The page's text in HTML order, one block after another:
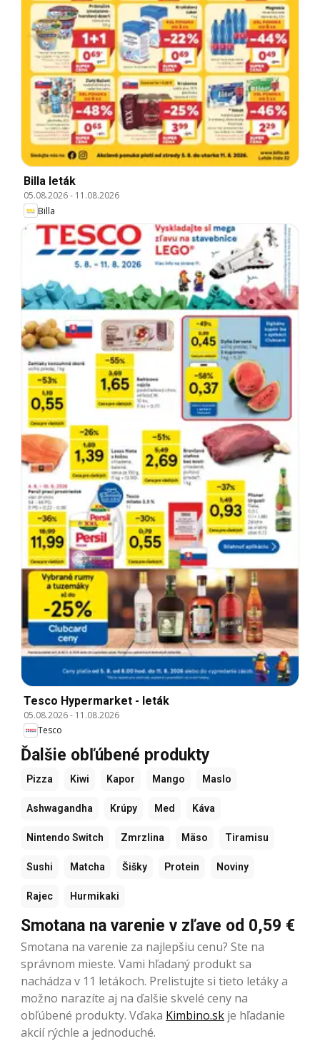
Billa leták
05.08.2026- 11.08.2026
Billa
Tesco Hypermarket - leták
05.08.2026- 11.08.2026
Tesco
Ďalšie obľúbené produkty
Pizza Kiwi Kapor Mango Maslo
Ashwagandha Krúpy Med Káva
Nintendo Switch Zmrzlina Mäso Tiramisu
Sushi Matcha Šišky Protein Noviny
Rajec Hurmikaki
Smotana na varenie v zľave od 0,59 €
Smotana na varenie za najlepšiu cenu? Ste na
správnom mieste. Vami hľadaný produkt sa
nachádza v 11 letákoch. Prelistujte si tieto letáky a
možno narazíte aj na ďalšie skvelé ceny na
obľúbené produkty. Vďaka Kimbino.sk je hľadanie
akcií rýchle a jednoduché.